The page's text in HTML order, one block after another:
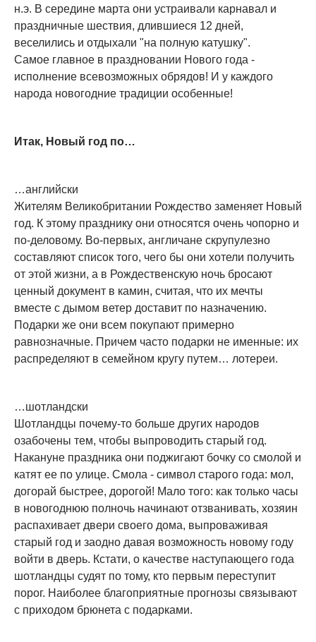
н.э. В середине марта они устраивали карнавал и
праздничные шествия, длившиеся 12 дней,
веселились и отдыхали "на полную катушку".
Самое главное в праздновании Нового года -
исполнение всевозможных обрядов! И у каждого
народа новогодние традиции особенные!
Итак, Новый год по…
…английски
Жителям Великобритании Рождество заменяет Новый
год. К этому празднику они относятся очень чопорно и
по-деловому. Во-первых, англичане скрупулезно
составляют список того, чего бы они хотели получить
от этой жизни, а в Рождественскую ночь бросают
ценный документ в камин, считая, что их мечты
вместе с дымом ветер доставит по назначению.
Подарки же они всем покупают примерно
равнозначные. Причем часто подарки не именные: их
распределяют в семейном кругу путем… лотереи.
…шотландски
Шотландцы почему-то больше других народов
озабочены тем, чтобы выпроводить старый год.
Накануне праздника они поджигают бочку со смолой и
катят ее по улице. Смола - символ старого года: мол,
догорай быстрее, дорогой! Мало того: как только часы
в новогоднюю полночь начинают отзванивать, хозяин
распахивает двери своего дома, выпроваживая
старый год и заодно давая возможность новому году
войти в дверь. Кстати, о качестве наступающего года
шотландцы судят по тому, кто первым переступит
порог. Наиболее благоприятные прогнозы связывают
с приходом брюнета с подарками.